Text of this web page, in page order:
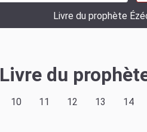
Livre du prophète
Livre du
10 11 12 13 14